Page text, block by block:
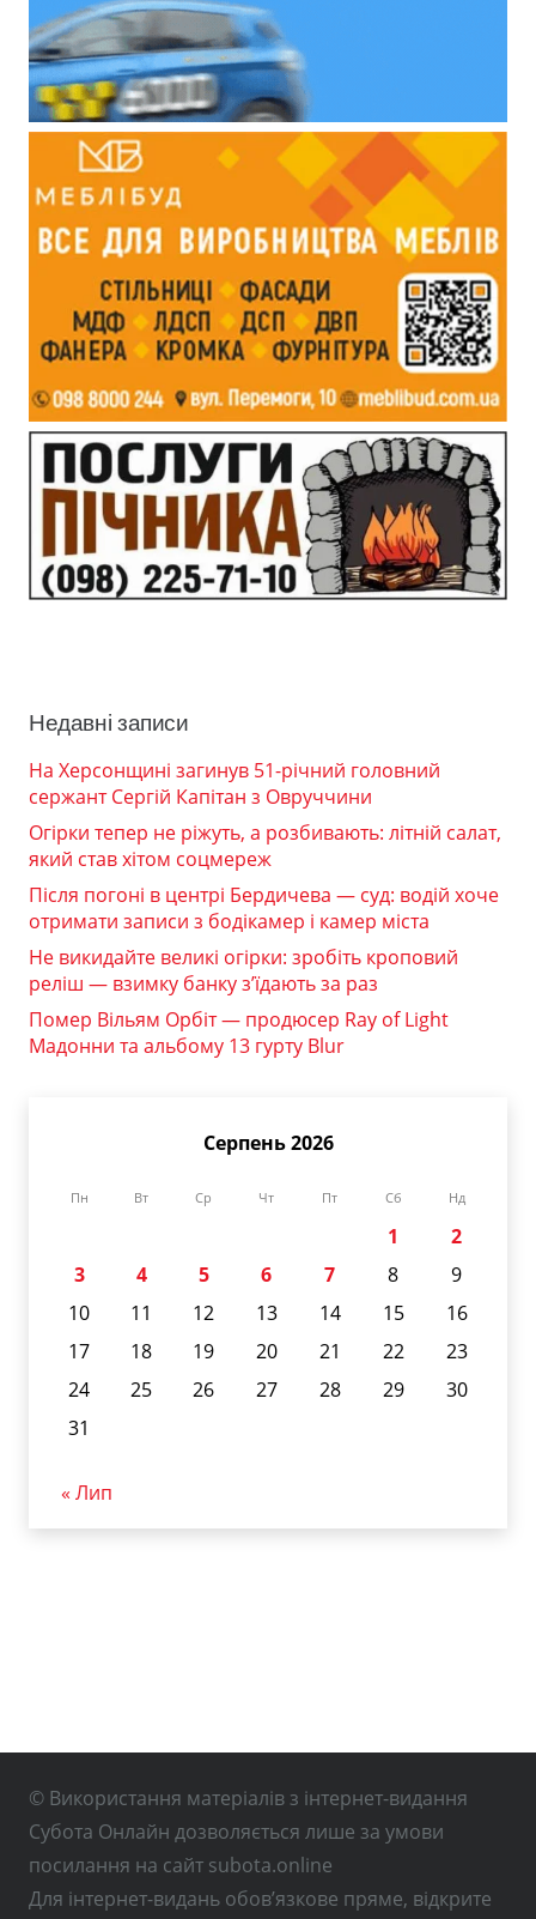
Недавні записи
На Херсонщині загинув 51-річний головний
сержант Сергій Капітан з Овруччини
Огірки тепер не ріжуть, а розбивають: літній салат,
який став хітом соцмереж
Після погоні в центрі Бердичева — суд: водій хоче
отримати записи з бодікамер і камер міста
Не викидайте великі огірки: зробіть кроповий
реліш — взимку банку з’їдають за раз
Помер Вільям Орбіт — продюсер Ray of Light
Мадонни та альбому 13 гурту Blur
Серпень 2026
Пн Вт Ср Чт Пт Сб Нд
1
2
3
4 5 6 7 8
9
10
11 12 13 14 15
16
17
18 19 20 21 22
23
24
25 26 27 28 29
30
31
« Лип
© Використання матеріалів з інтернет-видання
Субота Онлайн дозволяється лише за умови
посилання на сайт subota.online
Для інтернет-видань обов’язкове пряме, відкрите